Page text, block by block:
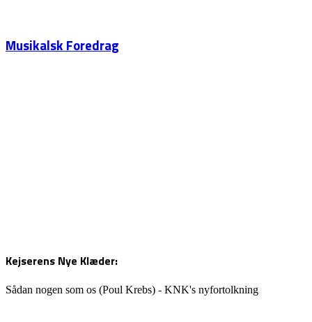
Musikalsk Foredrag
Kejserens Nye Klæder:
Sådan nogen som os (Poul Krebs) - KNK's nyfortolkning